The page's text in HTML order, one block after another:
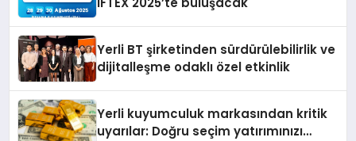
Yerli BT şirketinden sürdürülebilirlik ve
dijitalleşme odaklı özel etkinlik
Yerli kuyumculuk markasından kritik
uyarılar: Doğru seçim yatırımınızı